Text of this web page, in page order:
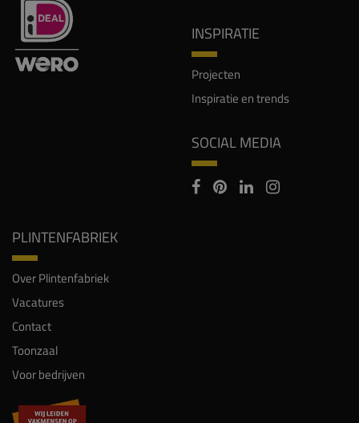
INSPIRATIE
Projecten
Inspiratie en trends
SOCIAL MEDIA
PLINTENFABRIEK
Over Plintenfabriek
Vacatures
Contact
Toonzaal
Voor bedrijven